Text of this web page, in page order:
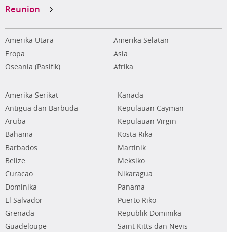
Reunion
Amerika Utara
Amerika Selatan
Eropa
Asia
Oseania (Pasifik)
Afrika
Amerika Serikat
Antigua dan Barbuda
Aruba
Bahama
Barbados
Belize
Curacao
Dominika
El Salvador
Grenada
Guadeloupe
Kanada
Kepulauan Cayman
Kepulauan Virgin
Kosta Rika
Martinik
Meksiko
Nikaragua
Panama
Puerto Riko
Republik Dominika
Saint Kitts dan Nevis